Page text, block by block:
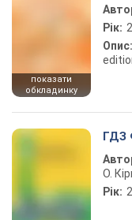
показати
обкладинку
Рік:
Опис:
ГДЗ
О.
Рік: